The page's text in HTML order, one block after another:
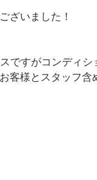
ざいました！
ですがコンディ
客様とスタッフ